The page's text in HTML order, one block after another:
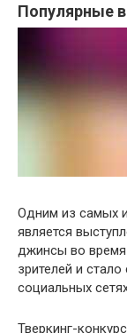
Популярные
Одним из самых
является
джинсы во время
зрителей и
социальных
Тверкинг-